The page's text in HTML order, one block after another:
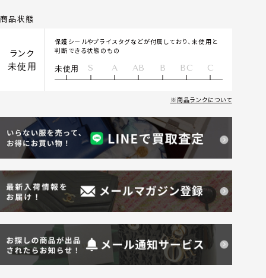
商品状態
ランク
未使用
保護シールやプライスタグなどが付属しており、未使用と
判断できる状態のもの
未使用 S A AB B BC C
商品ランクについて